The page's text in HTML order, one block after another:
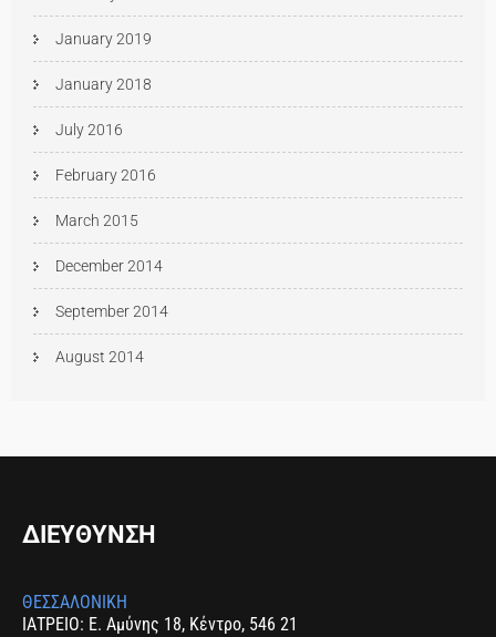
January 2019
January 2018
July 2016
February 2016
March 2015
December 2014
September 2014
August 2014
ΔΙΕΥΘΥΝΣΗ
ΘΕΣΣΑΛΟΝΙΚΗ
ΙΑΤΡΕΙΟ: Ε. Αμύνης 18, Κέντρο, 546 21